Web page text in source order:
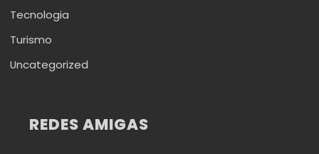
Tecnologia
Turismo
Uncategorized
REDES AMIGAS